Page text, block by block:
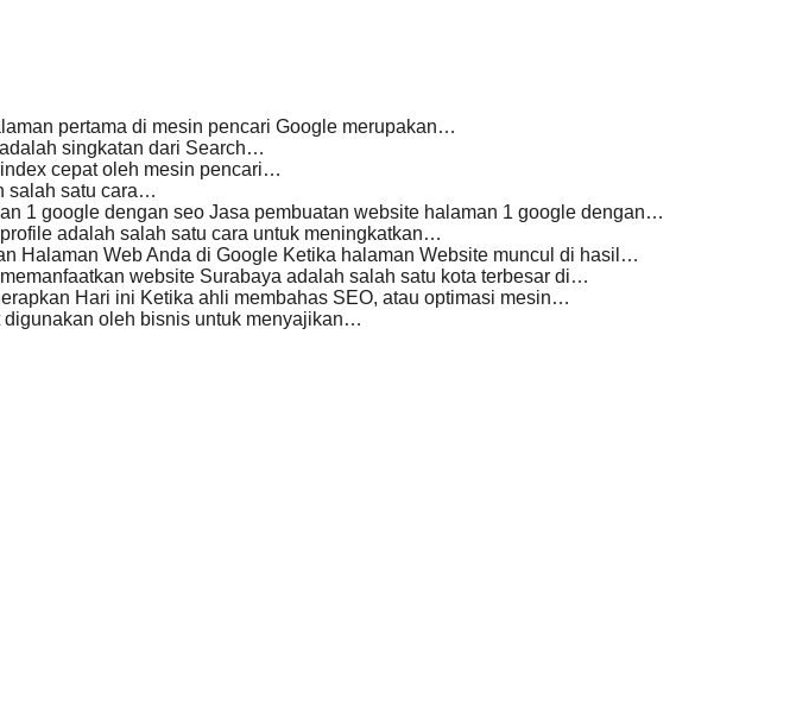
pertama di mesin pencari Google merupakan…
singkatan dari Search…
cepat oleh mesin pencari…
salah satu cara…
1 google dengan seo Jasa pembuatan website halaman 1 google dengan…
adalah salah satu cara untuk meningkatkan…
Halaman Web Anda di Google Ketika halaman Website muncul di hasil…
website Surabaya adalah salah satu kota terbesar di…
Hari ini Ketika ahli membahas SEO, atau optimasi mesin…
oleh bisnis untuk menyajikan…